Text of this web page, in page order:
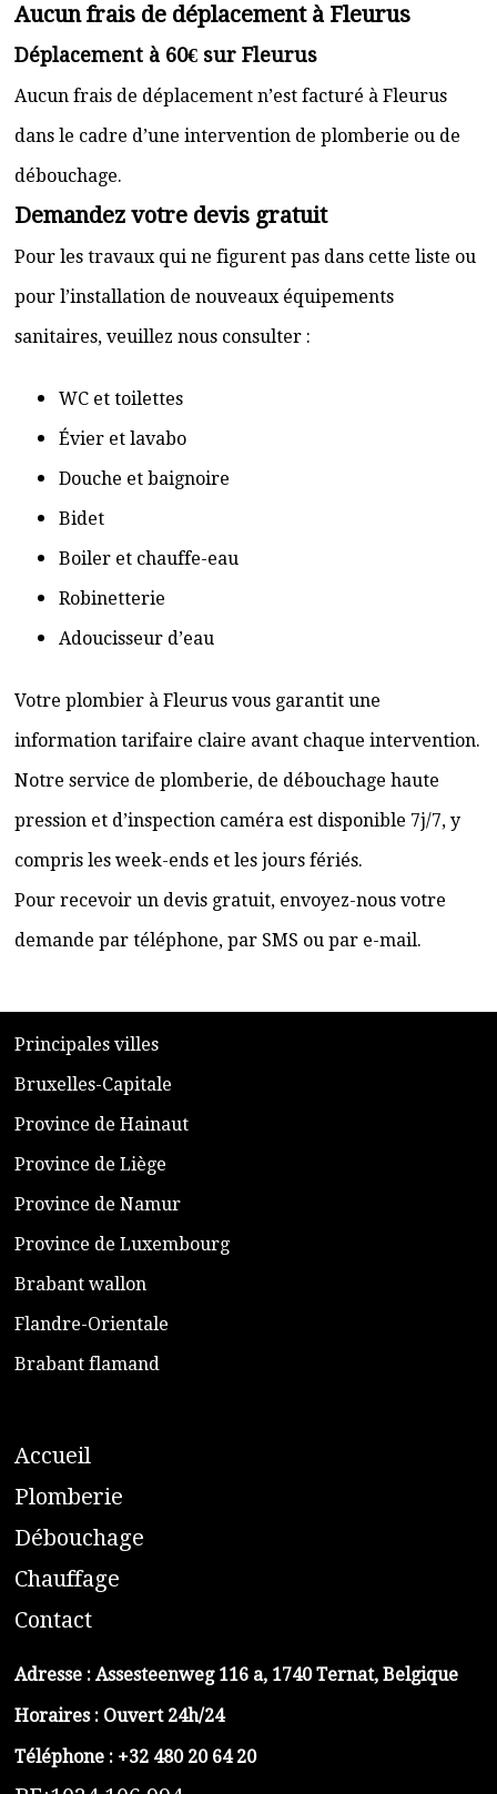
Aucun frais de déplacement à Fleurus
Déplacement à 60€ sur Fleurus
Aucun frais de déplacement n’est facturé à Fleurus
dans le cadre d’une intervention de plomberie ou de
débouchage.
Demandez votre devis gratuit
Pour les travaux qui ne figurent pas dans cette liste ou
pour l’installation de nouveaux équipements
sanitaires, veuillez nous consulter :
WC et toilettes
Évier et lavabo
Douche et baignoire
Bidet
Boiler et chauffe-eau
Robinetterie
Adoucisseur d’eau
Votre plombier à Fleurus vous garantit une
information tarifaire claire avant chaque intervention.
Notre service de plomberie, de débouchage haute
pression et d’inspection caméra est disponible 7j/7, y
compris les week-ends et les jours fériés.
Pour recevoir un devis gratuit, envoyez-nous votre
demande par téléphone, par SMS ou par e-mail.
​Principales villes
​Bruxelles-Capitale
​Province de Hainaut
Province de Liège
​Province de Namur
​Province de Luxembourg
​Brabant wallon
​Flandre-Orientale
​Brabant flamand
Accueil
​Plomberie
Débouchage
Chauffage
Contact
Adresse : Assesteenweg 116 a, 1740 Ternat, Belgique
Horaires : Ouvert 24h/24
Téléphone : +32 480 20 64 20